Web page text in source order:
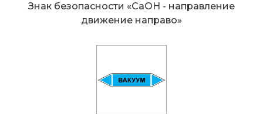
Знак безопасности «CaOH - направление
движение направо»